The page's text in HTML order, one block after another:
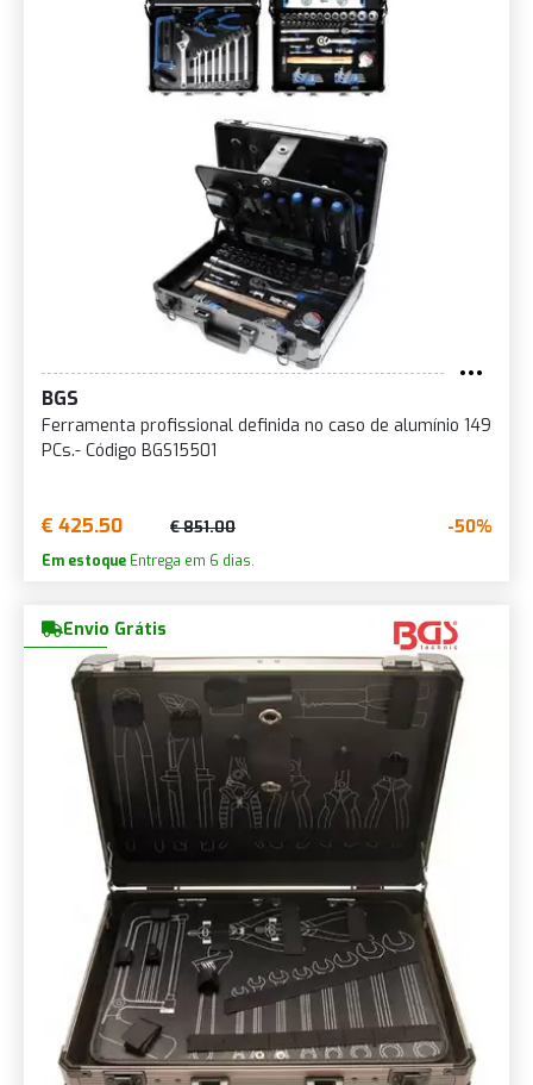
BGS
Ferramenta profissional definida no caso de alumínio 149
PCs.- Código BGS15501
€ 425.50 € 851.00 -50%
Em estoque Entrega em 6 dias.
Envio Grátis